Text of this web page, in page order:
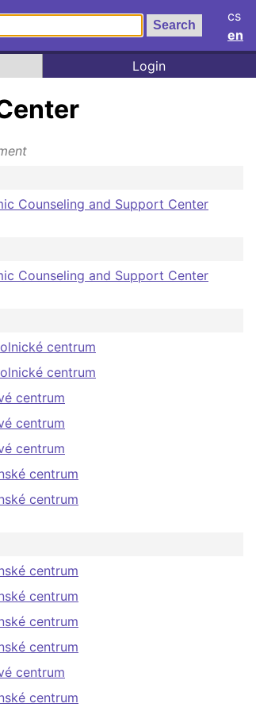
cs
en
Login
Counseling and Support Center
Counseling and Support Center
centrum
centrum
centrum
centrum
centrum
centrum
centrum
centrum
centrum
centrum
centrum
centrum
centrum